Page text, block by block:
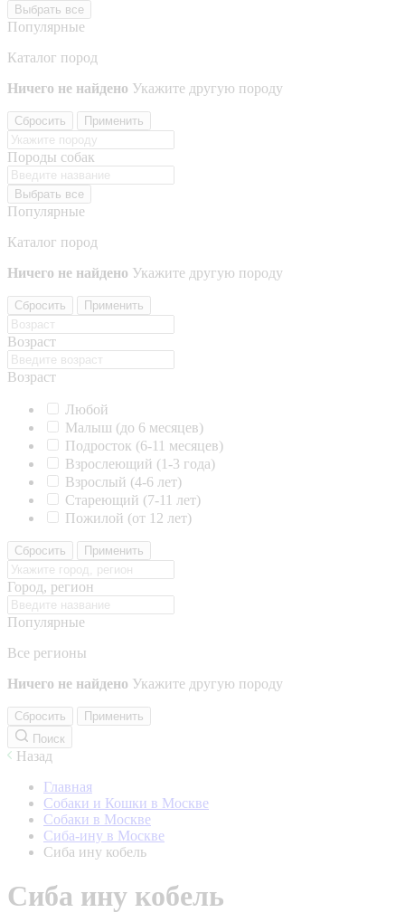
Выбрать все
Популярные
Каталог пород
Ничего не найдено Укажите другую породу
Сбросить Применить
Породы собак
Выбрать все
Популярные
Каталог пород
Ничего не найдено Укажите другую породу
Сбросить Применить
Возраст
Возраст
Любой
Малыш (до 6 месяцев)
Подросток (6-11 месяцев)
Взрослеющий (1-3 года)
Взрослый (4-6 лет)
Стареющий (7-11 лет)
Пожилой (от 12 лет)
Сбросить Применить
Город, регион
Популярные
Все регионы
Ничего не найдено Укажите другую породу
Сбросить
Применить
Поиск
Назад
Главная
Собаки и Кошки в Москве
Собаки в Москве
Сиба-ину в Москве
Сиба ину кобель
Сиба ину кобель